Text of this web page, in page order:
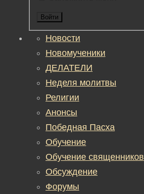
Войти
Новости
Новомученики
ДЕЛАТЕЛИ
Неделя молитвы
Религии
Анонсы
Победная Пасха
Обучение
Обучение священников
Обсуждение
Форумы